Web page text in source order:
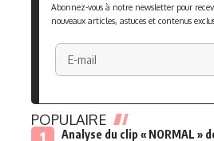
Abonnez-vous à notre newsletter pour
nouveaux articles, astuces et contenus
POPULAIRE
Analyse du clip « NORMAL »